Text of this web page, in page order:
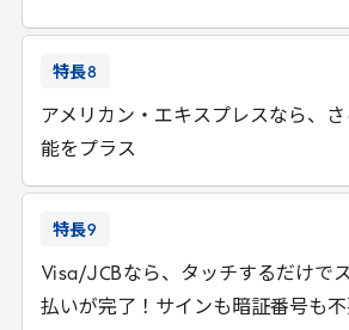
特長8
アメリカン・エキスプレスなら、
能をプラス
特長9
Visa/JCBなら、タッチするだけで
払いが完了！サインも暗証番号も不